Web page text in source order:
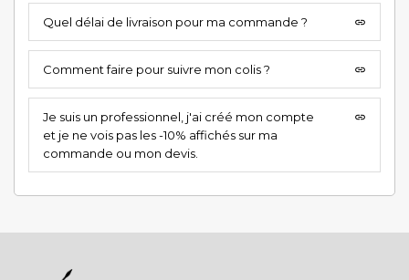
Quel délai de livraison pour ma commande ? insert_link
Comment faire pour suivre mon colis ? insert_link
Je suis un professionnel, j'ai créé mon compte
et je ne vois pas les -10% affichés sur ma
commande ou mon devis.
insert_link